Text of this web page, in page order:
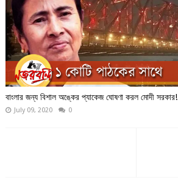
বাংলার জন্য বিশাল অঙ্কের প্যাকেজ ঘোষণা করল মোদী সরকার!
July 09, 2020 0